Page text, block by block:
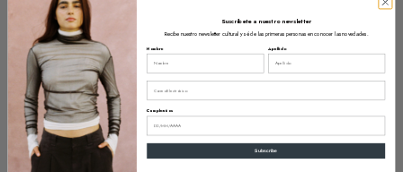
Suscríbete a nuestro newsletter
Recibe nuestro newsletter cultural y sé de las primeras personas en conocer las novedades.
Nombre Apellido
Email
Cumpleaños
Subscribe